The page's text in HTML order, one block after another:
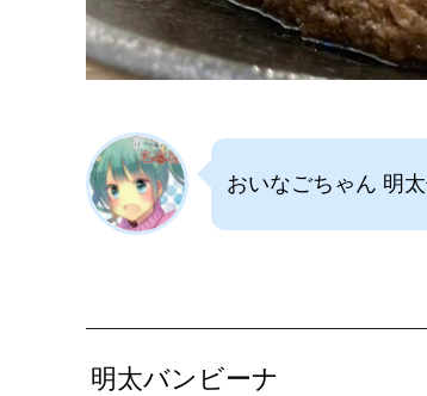
おいなごちゃん 明
明太バンビーナ